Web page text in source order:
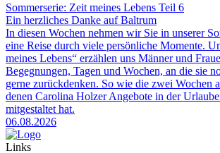
Sommerserie: Zeit meines Lebens Teil 6
Ein herzliches Danke auf Baltrum
In diesen Wochen nehmen wir Sie in unserer
eine Reise durch viele persönliche Momente.
meines Lebens“ erzählen uns Männer und
Begegnungen, Tagen und Wochen, an die sie
gerne zurückdenken. So wie die zwei Wochen
denen Carolina Holzer Angebote in der
mitgestaltet hat.
06.08.2026
Links